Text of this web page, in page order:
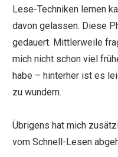
Lese-Techniken lernen
davon gelassen. Diese
gedauert. Mittlerweile
mich nicht schon viel
habe – hinterher ist es
zu wundern.
Übrigens hat mich
vom Schnell-Lesen